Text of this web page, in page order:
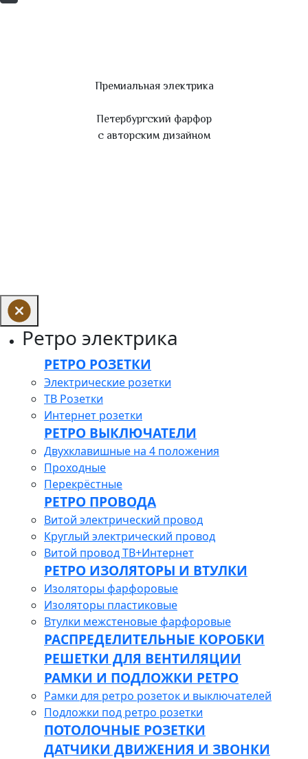
Премиальная электрика
Петербургский фарфор
с авторским дизайном
Ретро электрика
РЕТРО РОЗЕТКИ
Электрические розетки
ТВ Розетки
Интернет розетки
РЕТРО ВЫКЛЮЧАТЕЛИ
Двухклавишные на 4 положения
Проходные
Перекрёстные
РЕТРО ПРОВОДА
Витой электрический провод
Круглый электрический провод
Витой провод ТВ+Интернет
РЕТРО ИЗОЛЯТОРЫ И ВТУЛКИ
Изоляторы фарфоровые
Изоляторы пластиковые
Втулки межстеновые фарфоровые
РАСПРЕДЕЛИТЕЛЬНЫЕ КОРОБКИ
РЕШЕТКИ ДЛЯ ВЕНТИЛЯЦИИ
РАМКИ И ПОДЛОЖКИ РЕТРО
Рамки для ретро розеток и выключателей
Подложки под ретро розетки
ПОТОЛОЧНЫЕ РОЗЕТКИ
ДАТЧИКИ ДВИЖЕНИЯ И ЗВОНКИ